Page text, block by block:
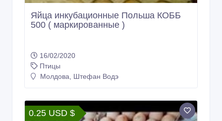
Яйца инкубационные Польша КОББ
500 ( маркированные )
16/02/2020
Птицы
Молдова, Штефан Водэ
0.25 USD $